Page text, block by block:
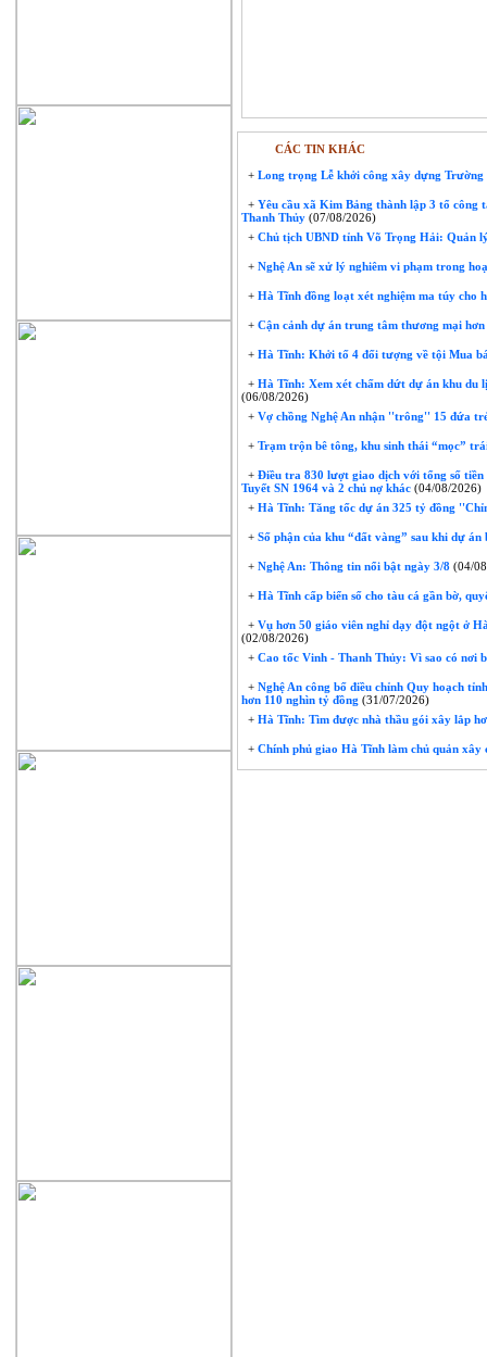
CÁC TIN KHÁC
+ Long trọng Lễ khởi công xây dựng
+ Yêu cầu xã Kim Bảng thành lập 3 tổ công
Thanh Thủy (07/08/2026)
+ Chủ tịch UBND tỉnh Võ Trọng Hải: Quản
+ Nghệ An sẽ xử lý nghiêm vi phạm trong
+ Hà Tĩnh đồng loạt xét nghiệm ma túy cho
+ Cận cảnh dự án trung tâm thương mại
+ Hà Tĩnh: Khởi tố 4 đối tượng về tội Mua
+ Hà Tĩnh: Xem xét chấm dứt dự án khu du
(06/08/2026)
+ Vợ chồng Nghệ An nhận ''trông'' 15 đứa
+ Trạm trộn bê tông, khu sinh thái “mọc”
+ Điều tra 830 lượt giao dịch với tổng số
Tuyết SN 1964 và 2 chủ nợ khác (04/08/2026)
+ Hà Tĩnh: Tăng tốc dự án 325 tỷ đồng
+ Số phận của khu “đất vàng” sau khi dự
+ Nghệ An: Thông tin nổi bật ngày 3/8 (04/
+ Hà Tĩnh cấp biển số cho tàu cá gần bờ,
+ Vụ hơn 50 giáo viên nghỉ dạy đột ngột ở
(02/08/2026)
+ Cao tốc Vinh - Thanh Thủy: Vì sao có nơi
+ Nghệ An công bố điều chỉnh Quy hoạch
hơn 110 nghìn tỷ đồng (31/07/2026)
+ Hà Tĩnh: Tìm được nhà thầu gói xây lắp
+ Chính phủ giao Hà Tĩnh làm chủ quản xây